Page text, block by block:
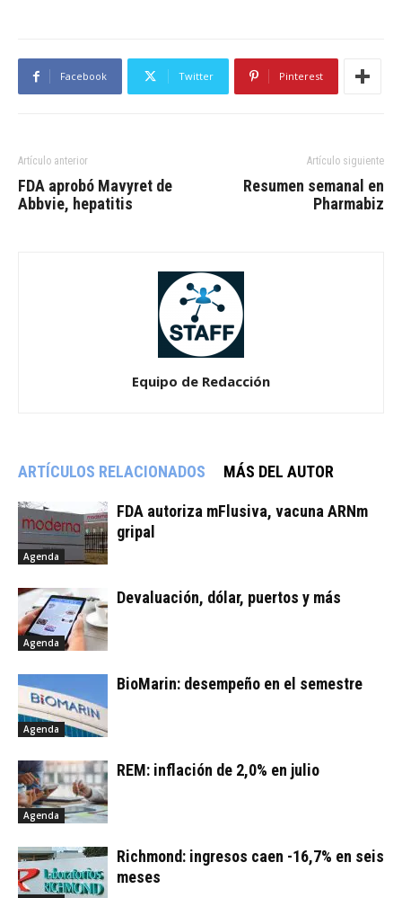
Facebook Twitter Pinterest
Artículo anterior
FDA aprobó Mavyret de
Abbvie, hepatitis
Artículo siguiente
Resumen semanal en
Pharmabiz
Equipo de Redacción
ARTÍCULOS RELACIONADOS MÁS DEL AUTOR
Agenda
FDA autoriza mFlusiva, vacuna ARNm
gripal
Agenda
Devaluación, dólar, puertos y más
Agenda
BioMarin: desempeño en el semestre
Agenda
REM: inflación de 2,0% en julio
Richmond: ingresos caen -16,7% en seis
meses